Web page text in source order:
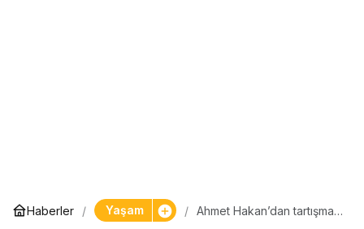
Haberler Yaşam
Ahmet Hakan’dan tartışma